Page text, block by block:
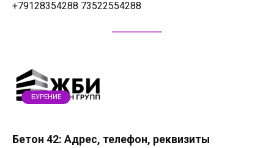
+79128354288 73522554288
БУРЕНИЕ
Бетон 42: Адрес, телефон, реквизиты